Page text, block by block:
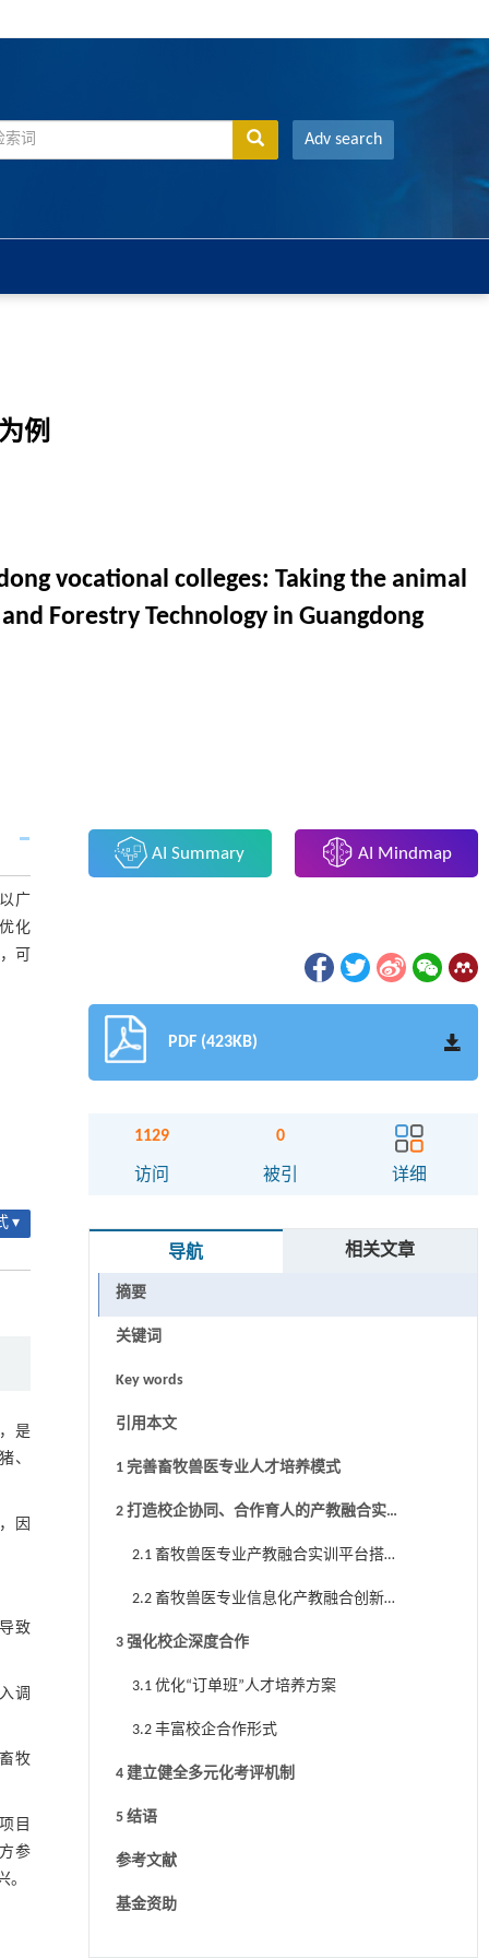
Adv search
例
vocational colleges: Taking the animal
Forestry Technology in Guangdong
广
化
可
▾
是
、
因
致
调
牧
目
参
。
AI Summary AI Mindmap
PDF (423KB)
1129
访问
0
被引 详细
导航 相关文章
摘要
关键词
Key words
引用本文
1 完善畜牧兽医专业人才培养模式
2 打造校企协同、合作育人的产教融合实
2.1 畜牧兽医专业产教融合实训平台搭
2.2 畜牧兽医专业信息化产教融合创新
平台搭建
3 强化校企深度合作
3.1 优化“订单班”人才培养方案
3.2 丰富校企合作形式
4 建立健全多元化考评机制
5 结语
参考文献
基金资助